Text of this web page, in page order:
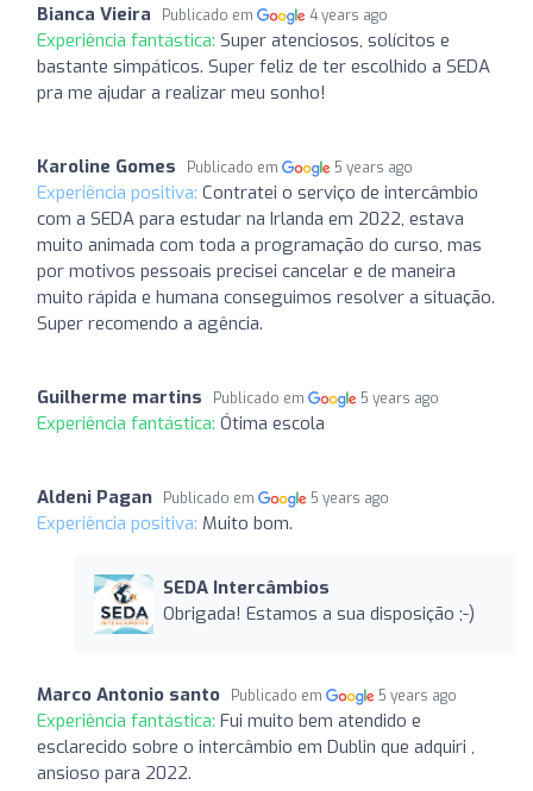
Bianca Vieira Publicado em 4 years ago
Experiência fantástica: Super atenciosos, solícitos e
bastante simpáticos. Super feliz de ter escolhido a SEDA
pra me ajudar a realizar meu sonho!
Karoline Gomes Publicado em 5 years ago
Experiência positiva: Contratei o serviço de intercâmbio
com a SEDA para estudar na Irlanda em 2022, estava
muito animada com toda a programação do curso, mas
por motivos pessoais precisei cancelar e de maneira
muito rápida e humana conseguimos resolver a situação.
Super recomendo a agência.
Guilherme martins Publicado em 5 years ago
Experiência fantástica: Ótima escola
Aldeni Pagan Publicado em 5 years ago
Experiência positiva: Muito bom.
SEDA Intercâmbios
Obrigada! Estamos a sua disposição ;-)
Marco Antonio santo Publicado em 5 years ago
Experiência fantástica: Fui muito bem atendido e
esclarecido sobre o intercâmbio em Dublin que adquiri ,
ansioso para 2022.